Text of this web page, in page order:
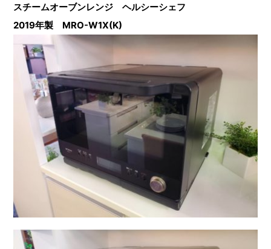
スチームオーブンレンジ ヘルシーシェフ
2019年製 MRO-W1X(K)